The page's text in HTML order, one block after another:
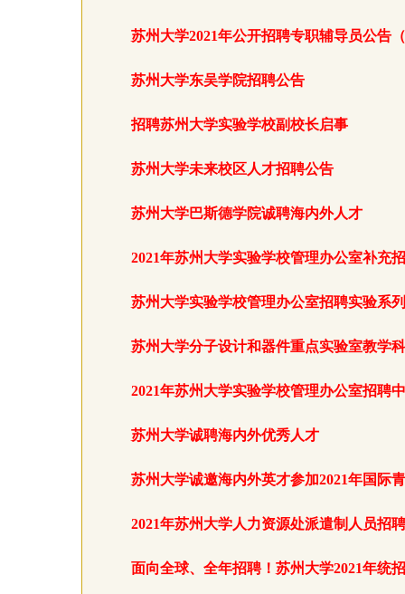
苏州大学2021年公开招聘专职辅导员公告
苏州大学东吴学院招聘公告
招聘苏州大学实验学校副校长启事
苏州大学未来校区人才招聘公告
苏州大学巴斯德学院诚聘海内外人才
2021年苏州大学实验学校管理办公室补充
苏州大学实验学校管理办公室招聘实验系
苏州大学分子设计和器件重点实验室教学
2021年苏州大学实验学校管理办公室招聘
苏州大学诚聘海内外优秀人才
苏州大学诚邀海内外英才参加2021年国际
2021年苏州大学人力资源处派遣制人员招
面向全球、全年招聘！苏州大学2021年统